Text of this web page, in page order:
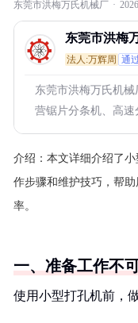
东莞市洪梅万氏机械厂 ·
东莞市洪梅
法人:万辉周 通
东莞市洪梅万氏机
营锯片分条机、高速
介绍： 本文详细介绍了
作步骤和维护技巧，帮
率。
一、准备工作不
使用小型打孔机前，